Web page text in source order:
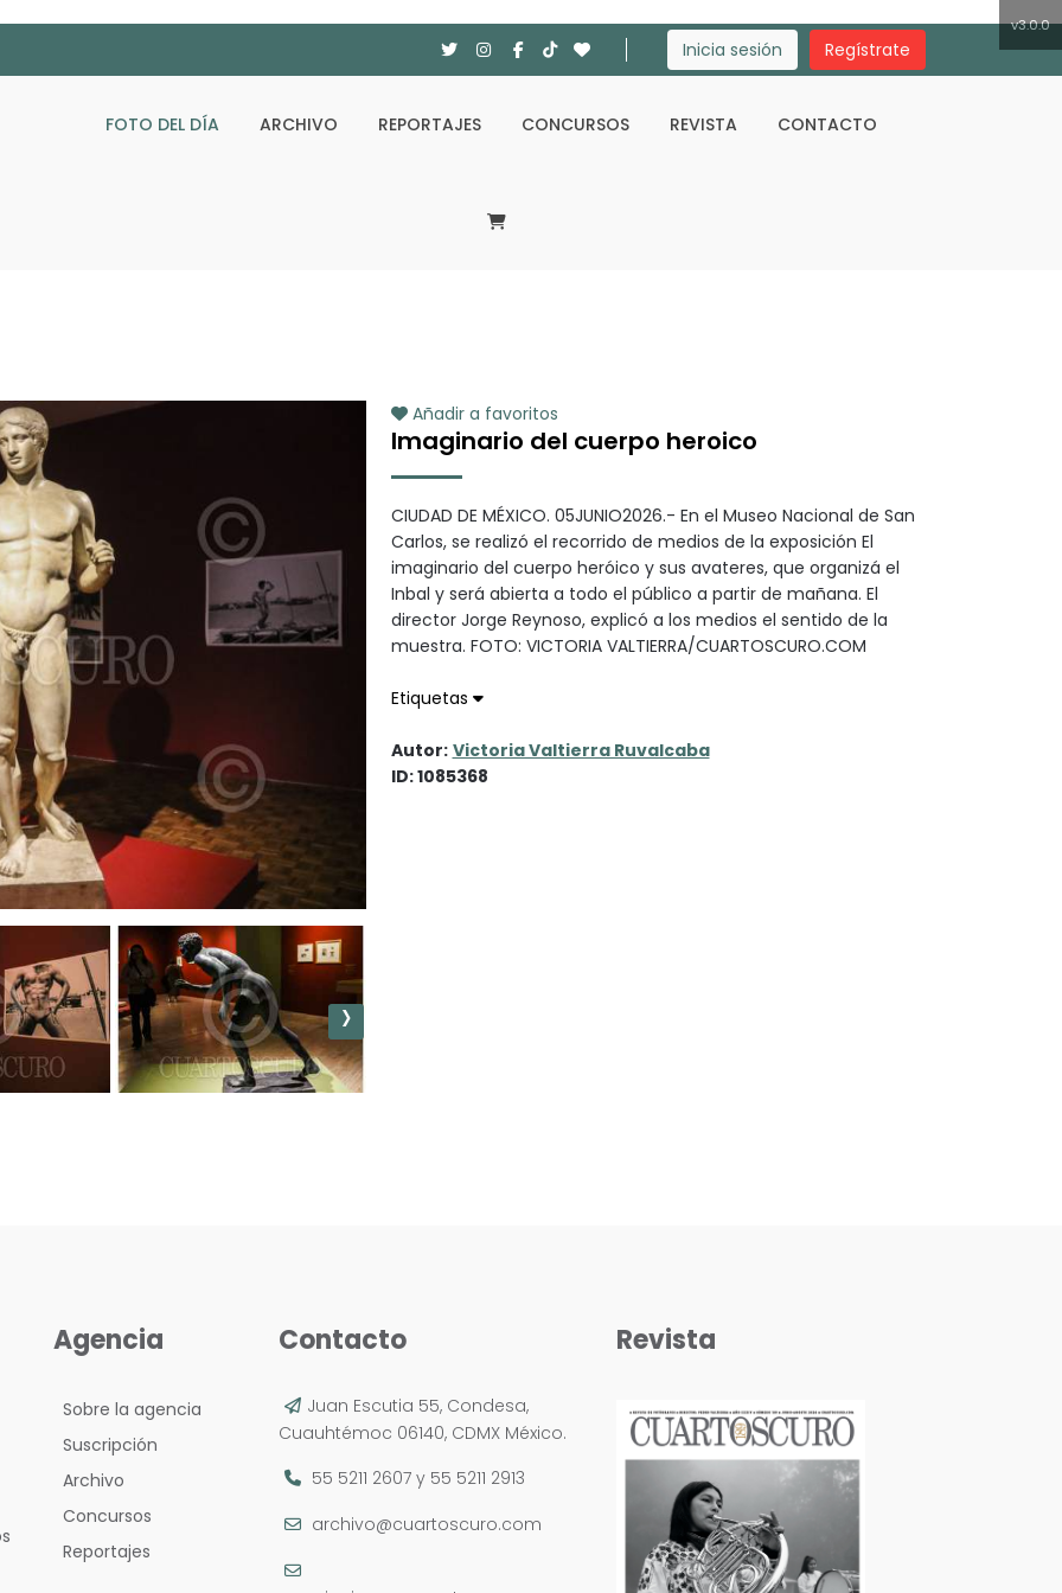
Inicia sesión Regístrate
FOTO DEL DÍA ARCHIVO REPORTAJES CONCURSOS REVISTA CONTACTO
v3.0.0
›
Añadir a favoritos
Imaginario del cuerpo heroico
CIUDAD DE MÉXICO. 05JUNIO2026.- En el Museo Nacional de San
Carlos, se realizó el recorrido de medios de la exposición El
imaginario del cuerpo heróico y sus avateres, que organizá el
Inbal y será abierta a todo el público a partir de mañana. El
director Jorge Reynoso, explicó a los medios el sentido de la
muestra. FOTO: VICTORIA VALTIERRA/CUARTOSCURO.COM
Etiquetas
Autor: Victoria Valtierra Ruvalcaba
ID: 1085368
Agencia
Sobre la agencia
Suscripción
Archivo
Concursos
Reportajes
Contacto
Juan Escutia 55, Condesa,
Cuauhtémoc 06140, CDMX México.
55 5211 2607y 55 5211 2913
archivo@cuartoscuro.com
Revista